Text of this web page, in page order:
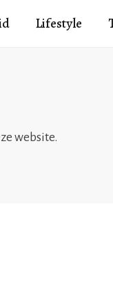
Lifestyle
website.